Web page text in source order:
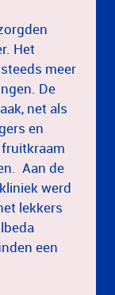
Het
meer
De
net als
en
Aan de
werd
lekkers
een